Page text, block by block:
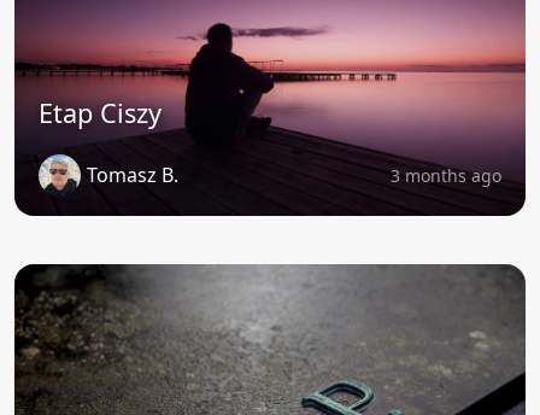
Etap Ciszy
Tomasz B. 3 months ago